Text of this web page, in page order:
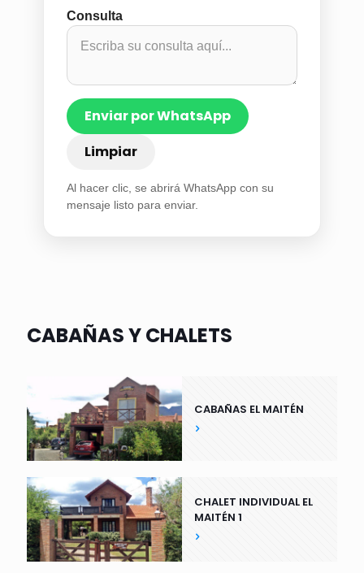
Consulta
Enviar por WhatsApp
Limpiar
Al hacer clic, se abrirá WhatsApp con su
mensaje listo para enviar.
CABAÑAS Y CHALETS
CABAÑAS EL MAITÉN
CHALET INDIVIDUAL EL
MAITÉN 1